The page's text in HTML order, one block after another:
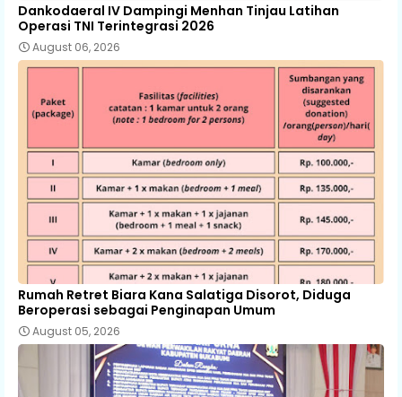
Dankodaeral IV Dampingi Menhan Tinjau Latihan
Operasi TNI Terintegrasi 2026
August 06, 2026
Rumah Retret Biara Kana Salatiga Disorot, Diduga
Beroperasi sebagai Penginapan Umum
August 05, 2026